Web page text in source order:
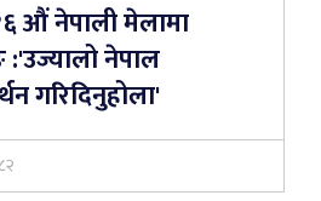
औं नेपाली मेलामा
नेपाल
गरिदिनुहोला'